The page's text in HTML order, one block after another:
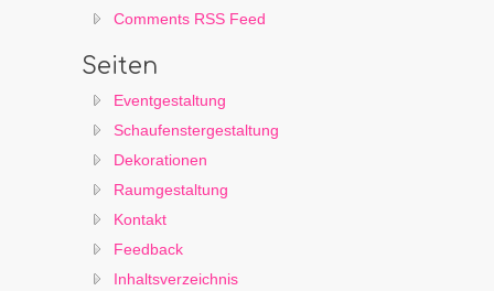
Comments RSS Feed
Seiten
Eventgestaltung
Schaufenstergestaltung
Dekorationen
Raumgestaltung
Kontakt
Feedback
Inhaltsverzeichnis